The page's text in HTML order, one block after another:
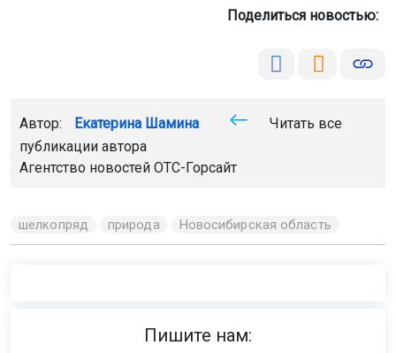
Поделиться новостью:
Автор: Екатерина Шамина
Читать все
публикации автора
Агентство новостей ОТС-Горсайт
шелкопряд природа Новосибирская область
Пишите нам: